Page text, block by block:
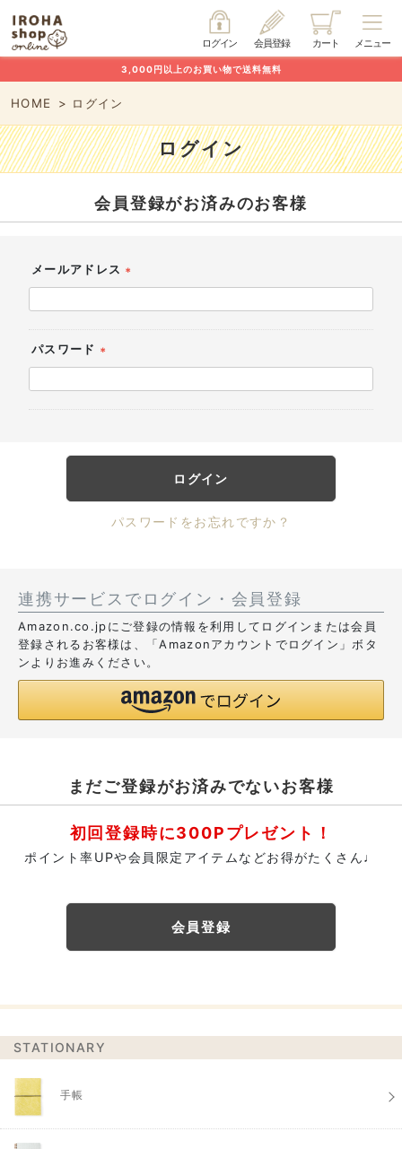
メニュー
カート
会員登録
ログイン
3,000円以上のお買い物で送料無料
HOME ログイン
ログイン
会員登録がお済みのお客様
メールアドレス
(必
須)
パスワード
(必
須)
ログイン
パスワードをお忘れですか？
連携サービスでログイン・会員登録
Amazon.co.jpにご登録の情報を利用してログインまたは会員
登録されるお客様は、「Amazonアカウントでログイン」ボタ
ンよりお進みください。
まだご登録がお済みでないお客様
初回登録時に300Pプレゼント！
ポイント率UPや会員限定アイテムなどお得がたくさん♩
会員登録
STATIONARY
手帳